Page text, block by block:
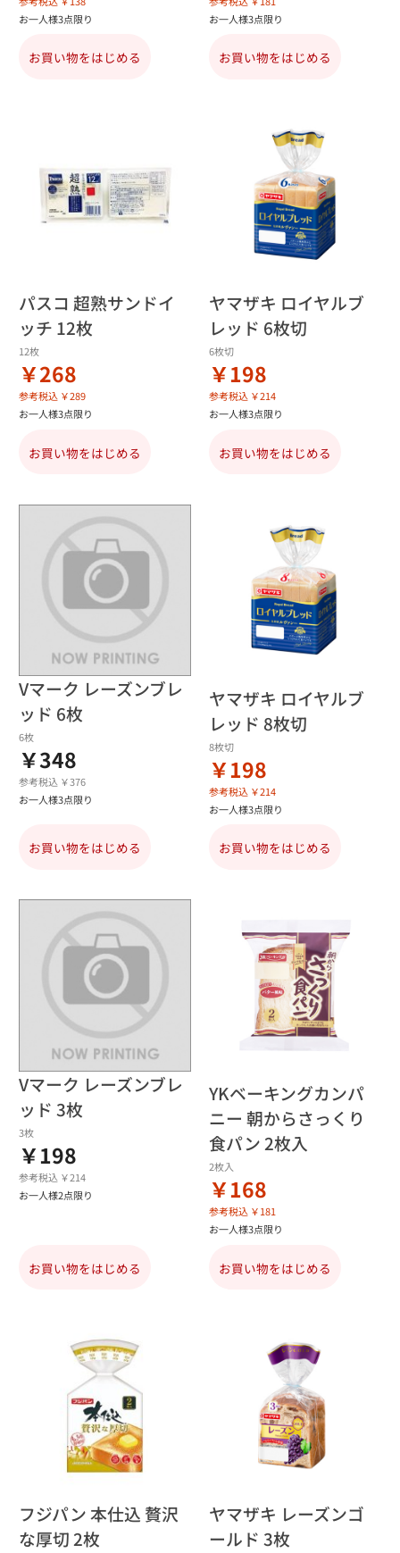
お一人様3点限り
お買い物をはじめる
お一人様3点限り
お買い物をはじめる
パスコ 超熟サンドイ
ッチ 12枚
12枚
￥268
参考税込 ￥289
お一人様3点限り
お買い物をはじめる
ヤマザキ ロイヤルブ
レッド 6枚切
6枚切
￥198
参考税込 ￥214
お一人様3点限り
お買い物をはじめる
Vマーク レーズンブレ
ッド 6枚
6枚
￥348
参考税込 ￥376
お一人様3点限り
お買い物をはじめる
ヤマザキ ロイヤルブ
レッド 8枚切
8枚切
￥198
参考税込 ￥214
お一人様3点限り
お買い物をはじめる
Vマーク レーズンブレ
ッド 3枚
3枚
￥198
参考税込 ￥214
お一人様2点限り
お買い物をはじめる
YKベーキングカンパ
ニー 朝からさっくり
食パン 2枚入
2枚入
￥168
参考税込 ￥181
お一人様3点限り
お買い物をはじめる
フジパン 本仕込 贅沢
な厚切 2枚
ヤマザキ レーズンゴ
ールド 3枚